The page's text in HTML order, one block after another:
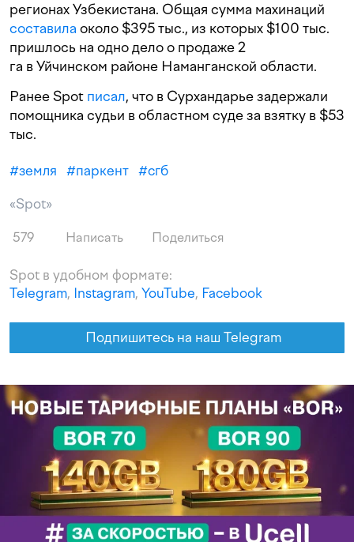
регионах Узбекистана. Общая сумма махинаций
составила около $395 тыс., из которых $100 тыс.
пришлось на одно дело о продаже 2
га в Уйчинском районе Наманганской области.
Ранее Spot писал, что в Сурхандарье задержали
помощника судьи в областном суде за взятку в $53
тыс.
#земля #паркент #сгб
«Spot»
579 Написать Поделиться
Spot в удобном формате:
Telegram, Instagram, YouTube, Facebook
Подпишитесь на наш Telegram